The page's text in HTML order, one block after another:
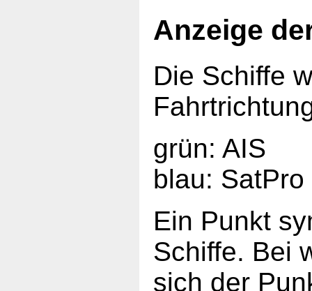
Anzeige
Die Schiffe
grün: AIS
blau:
Ein Punkt
Schiffe. Bei
sich der